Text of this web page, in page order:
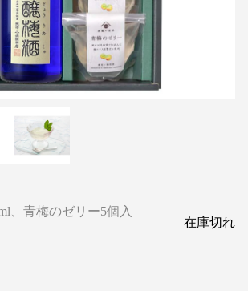
、青梅のゼリー5個入
在庫切れ